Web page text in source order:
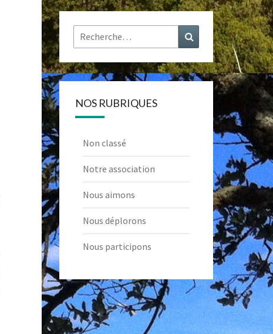
Rechercher : Recherche
NOS RUBRIQUES
Non classé
Notre association
Nous aimons
Nous déplorons
Nous participons